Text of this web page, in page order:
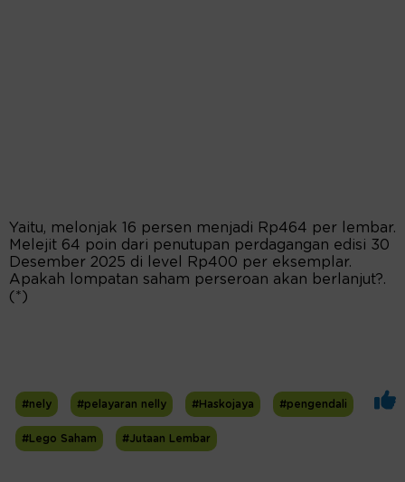
Yaitu, melonjak 16 persen menjadi Rp464 per lembar.
Melejit 64 poin dari penutupan perdagangan edisi 30
Desember 2025 di level Rp400 per eksemplar.
Apakah lompatan saham perseroan akan berlanjut?.
(*)
#nely #pelayaran nelly #Haskojaya #pengendali
#Lego Saham #Jutaan Lembar